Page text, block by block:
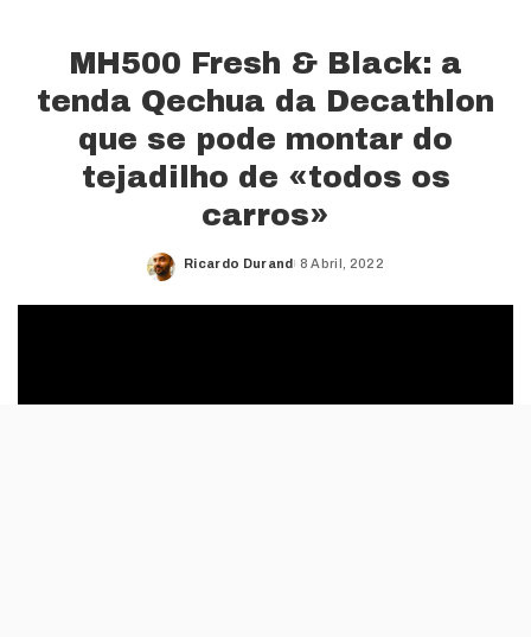
MH500 Fresh & Black: a
tenda Qechua da Decathlon
que se pode montar do
tejadilho de «todos os
carros»
Posted
Ricardo Durand 8 Abril, 2022